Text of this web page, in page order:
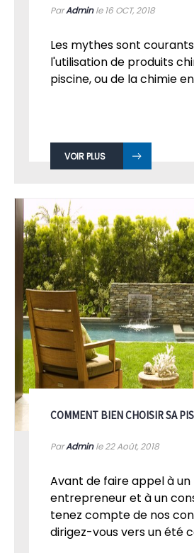
ParAdminle 16 OCT, 2018
Les mythes sont
l'utilisation de produits
piscine, ou de la chimie
VOIR PLUS
COMMENT BIEN CHOISIR SA
ParAdminle 22Août, 2018
Avant de faire appel à un
entrepreneur et à un
tenez compte de nos
dirigez-vous vers un été